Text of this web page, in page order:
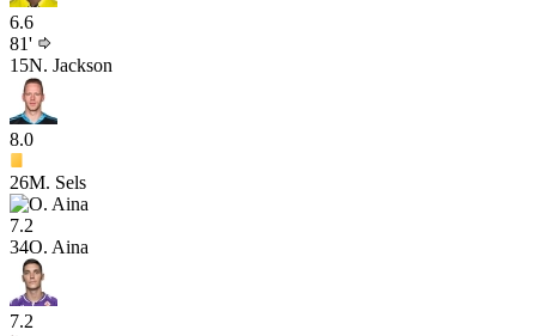
6.6
81'
15N. Jackson
8.0
26M. Sels
7.2
34O. Aina
7.2